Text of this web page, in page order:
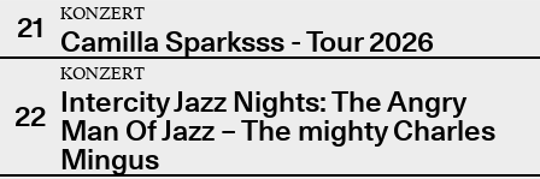
21
KONZERT
Camilla Sparksss - Tour 2026
22
KONZERT
Intercity Jazz Nights: The Angry
Man Of Jazz – The mighty Charles
Mingus